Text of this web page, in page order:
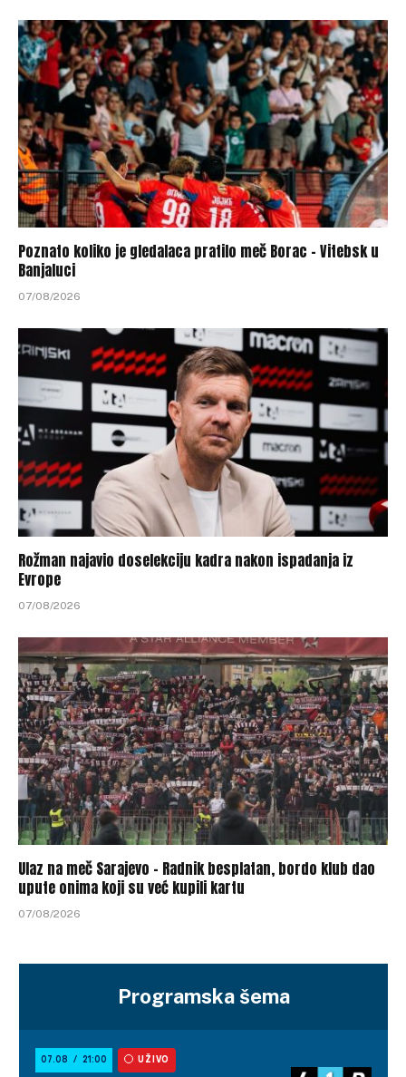
Poznato koliko je gledalaca pratilo meč Borac – Vitebsk u
Banjaluci
07/08/2026
Rožman najavio doselekciju kadra nakon ispadanja iz
Evrope
07/08/2026
Ulaz na meč Sarajevo – Radnik besplatan, bordo klub dao
upute onima koji su već kupili kartu
07/08/2026
Programska šema